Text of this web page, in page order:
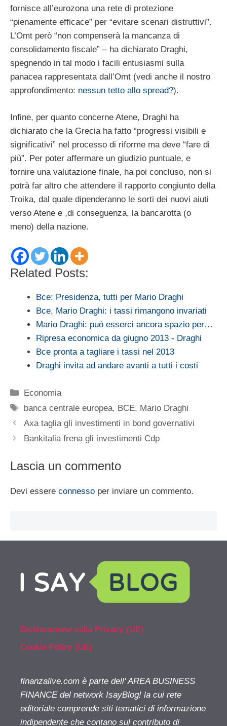
fornisce all’eurozona una rete di protezione
“pienamente efficace” per “evitare scenari distruttivi”.
L’Omt però “non compenserà la mancanza di
consolidamento fiscale” – ha dichiarato Draghi,
spegnendo in tal modo i facili entusiasmi sulla
panacea rappresentata dall’Omt (vedi anche il nostro
approfondimento: nessun tetto allo spread?).
Infine, per quanto concerne Atene, Draghi ha
dichiarato che la Grecia ha fatto “progressi visibili e
significativi” nel processo di riforme ma deve “fare di
più”. Per poter affermare un giudizio puntuale, e
fornire una valutazione finale, ha poi concluso, non si
potrà far altro che attendere il rapporto congiunto della
Troika, dal quale dipenderanno le sorti dei nuovi aiuti
verso Atene e ,di conseguenza, la bancarotta (o
meno) della nazione.
Related Posts:
Bce: Presidenza, tutti per Mario Draghi
Bce, Mario Draghi: i tassi rimangono invariati
Mario Draghi: può esserci ancora spazio per…
Ripresa economica da giugno 2013 - Draghi
Bce pronta a tagliare i tassi nel 2013
Draghi invita ad andare avanti a tutti i costi
Categorie
Economia
Tag
banca centrale europea, BCE, Mario Draghi
Axa taglia gli investimenti in bond governativi
Bankitalia frena gli investimenti Cdp
Lascia un commento
Devi essere connesso per inviare un commento.
Dichiarazione sulla Privacy (UE)
Cookie Policy (UE)
finanzalive.com è parte dell' AREA BUSINESS
FINANCE del network IsayBlog! la cui rete
editoriale comprende siti tematici di informazione
indipendente che contano sul contributo di